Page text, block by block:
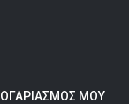
ΜΟΥ